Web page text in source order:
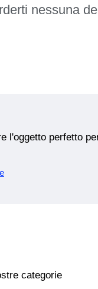
nessuna
l'oggetto perfetto
categorie